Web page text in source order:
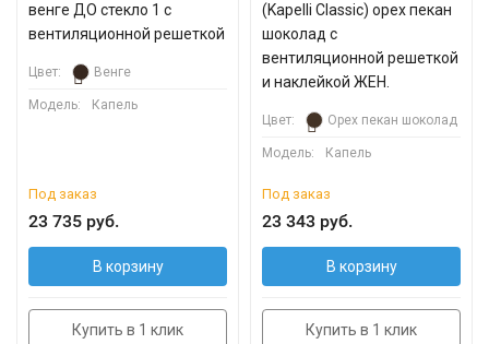
венге ДО стекло 1 с
вентиляционной решеткой
Цвет: Венге
Модель: Капель
Под заказ
23 735 руб.
В корзину
Купить в 1 клик
(Kapelli Classic) орех пекан
шоколад с
вентиляционной решеткой
и наклейкой ЖЕН.
Цвет: Орех пекан шоколад
Модель: Капель
Под заказ
23 343 руб.
В корзину
Купить в 1 клик